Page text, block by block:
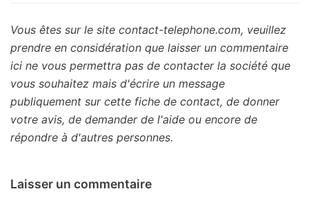
Vous êtes sur le site contact-telephone.com, veuillez
prendre en considération que laisser un commentaire
ici ne vous permettra pas de contacter la société que
vous souhaitez mais d'écrire un message
publiquement sur cette fiche de contact, de donner
votre avis, de demander de l'aide ou encore de
répondre à d'autres personnes.
Laisser un commentaire